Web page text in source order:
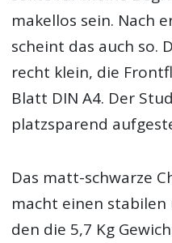
makellos sein. Nach
scheint das auch so.
recht klein, die
Blatt DIN A4. Der
platzsparend
Das matt-schwarze
macht einen
den die 5,7 Kg